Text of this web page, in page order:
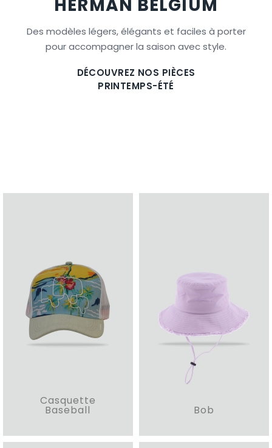
HERMAN BELGIUM
Des modèles légers, élégants et faciles à porter
pour accompagner la saison avec style.
DÉCOUVREZ NOS PIÈCES
PRINTEMPS-ÉTÉ
Casquette
Baseball Bob